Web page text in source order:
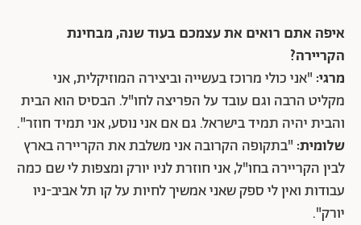
איפה אתם רואים את עצמכם בעוד שנה, מבחינת
הקריירה?
מרגי: "אני כולי מרוכז בעשייה וביצירה המוזיקלית, אני
מקליט הרבה וגם עובד על הפריצה לחו"ל. הבסיס הוא הבית
והבית יהיה תמיד בישראל. גם אם אני נוסע, אני תמיד חוזר".
שלומית: "בתקופה הקרובה אני משלבת את הקריירה בארץ
לבין הקריירה בחו"ל, אני חוזרת לניו יורק ומצפות לי שם כמה
עבודות ואין לי ספק שאני אמשיך לחיות על קו תל אביב-ניו
יורק".